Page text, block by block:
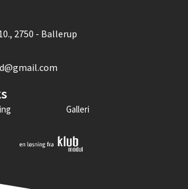
2750 - Ballerup
Galleri